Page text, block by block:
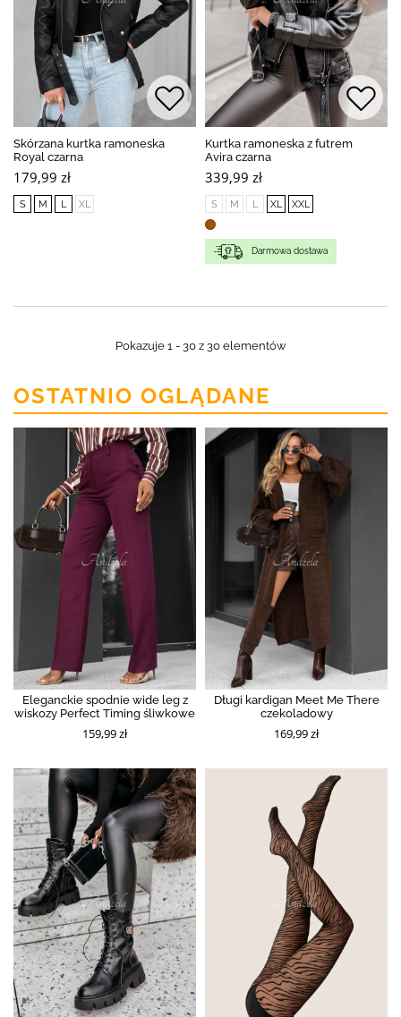
Skórzana kurtka ramoneska
Royal czarna
179,99 zł
S M L XL
Kurtka ramoneska z futrem
Avira czarna
339,99 zł
S M L XL XXL
Darmowa dostawa
Pokazuje 1 - 30 z 30 elementów
OSTATNIO OGLĄDANE
Eleganckie spodnie wide leg z
wiskozy Perfect Timing śliwkowe
159,99 zł
Długi kardigan Meet Me There
czekoladowy
169,99 zł